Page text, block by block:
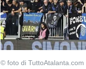
© foto di TuttoAtalanta.com